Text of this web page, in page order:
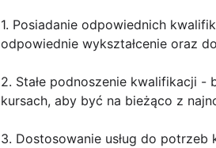
1. Posiadanie odpowiednich
odpowiednie wykształcenie oraz
2. Stałe podnoszenie kwalifikacji
kursach, aby być na bieżąco z
3. Dostosowanie usług do